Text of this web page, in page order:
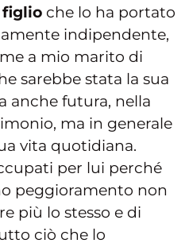
figlio che lo ha portato
indipendente,
a mio marito di
sarebbe stata la sua
anche futura, nella
ma in generale
vita quotidiana.
per lui perché
peggioramento non
più lo stesso e di
ciò che lo